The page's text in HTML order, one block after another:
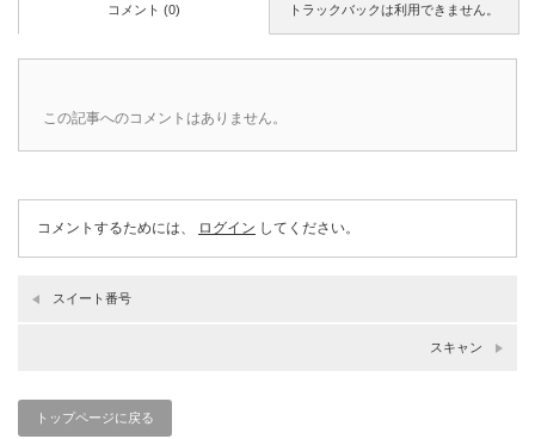
トラックバックは利用できません。
コメント (0)
この記事へのコメントはありません。
コメントするためには、 ログイン してください。
スイート番号
スキャン
トップページに戻る